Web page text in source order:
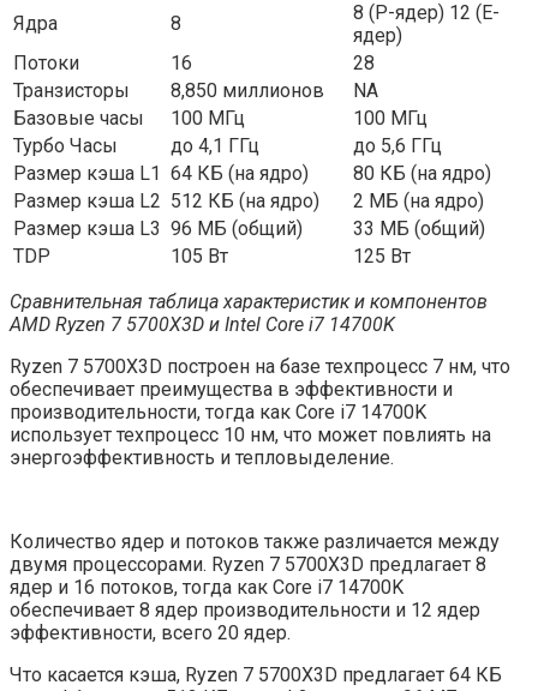
Ядра 8
8 (P-ядер) 12 (E-
ядер)
Потоки
16
28
Транзисторы
8,850 миллионов
NA
Базовые часы
100 МГц
100 МГц
Турбо Часы
до 4,1 ГГц
до 5,6 ГГц
Размер кэша L1 64 КБ (на ядро)
80 КБ (на ядро)
Размер кэша L2 512 КБ (на ядро)
2 МБ (на ядро)
Размер кэша L3 96 МБ (общий)
33 МБ (общий)
TDP
105 Вт
125 Вт
Сравнительная таблица характеристик и компонентов
AMD Ryzen 7 5700X3D и Intel Core i7 14700K
Ryzen 7 5700X3D построен на базе техпроцесс 7 нм, что
обеспечивает преимущества в эффективности и
производительности, тогда как Core i7 14700K
использует техпроцесс 10 нм, что может повлиять на
энергоэффективность и тепловыделение.
Количество ядер и потоков также различается между
двумя процессорами. Ryzen 7 5700X3D предлагает 8
ядер и 16 потоков, тогда как Core i7 14700K
обеспечивает 8 ядер производительности и 12 ядер
эффективности, всего 20 ядер.
Что касается кэша, Ryzen 7 5700X3D предлагает 64 КБ